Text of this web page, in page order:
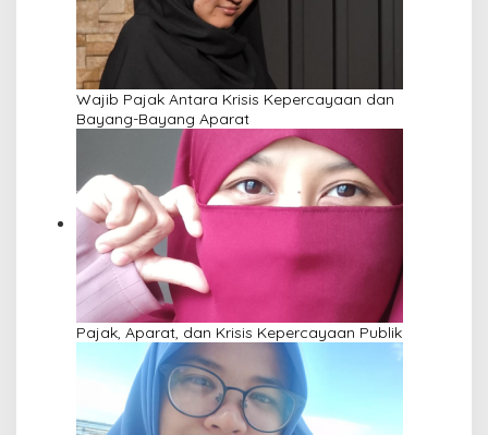
Wajib Pajak Antara Krisis Kepercayaan dan
Bayang-Bayang Aparat
Pajak, Aparat, dan Krisis Kepercayaan Publik